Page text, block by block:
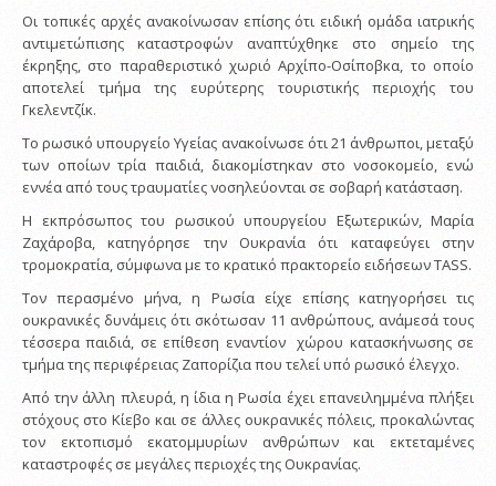
Οι τοπικές αρχές ανακοίνωσαν επίσης ότι ειδική ομάδα ιατρικής
αντιμετώπισης καταστροφών αναπτύχθηκε στο σημείο της
έκρηξης, στο παραθεριστικό χωριό Αρχίπο-Οσίποβκα, το οποίο
αποτελεί τμήμα της ευρύτερης τουριστικής περιοχής του
Γκελεντζίκ.
Το ρωσικό υπουργείο Υγείας ανακοίνωσε ότι 21 άνθρωποι, μεταξύ
των οποίων τρία παιδιά, διακομίστηκαν στο νοσοκομείο, ενώ
εννέα από τους τραυματίες νοσηλεύονται σε σοβαρή κατάσταση.
Η εκπρόσωπος του ρωσικού υπουργείου Εξωτερικών, Μαρία
Ζαχάροβα, κατηγόρησε την Ουκρανία ότι καταφεύγει στην
τρομοκρατία, σύμφωνα με το κρατικό πρακτορείο ειδήσεων TASS.
Τον περασμένο μήνα, η Ρωσία είχε επίσης κατηγορήσει τις
ουκρανικές δυνάμεις ότι σκότωσαν 11 ανθρώπους, ανάμεσά τους
τέσσερα παιδιά, σε επίθεση εναντίον χώρου κατασκήνωσης σε
τμήμα της περιφέρειας Ζαπορίζια που τελεί υπό ρωσικό έλεγχο.
Από την άλλη πλευρά, η ίδια η Ρωσία έχει επανειλημμένα πλήξει
στόχους στο Κίεβο και σε άλλες ουκρανικές πόλεις, προκαλώντας
τον εκτοπισμό εκατομμυρίων ανθρώπων και εκτεταμένες
καταστροφές σε μεγάλες περιοχές της Ουκρανίας.